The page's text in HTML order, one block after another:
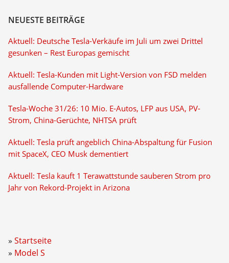
NEUESTE BEITRÄGE
Aktuell: Deutsche Tesla-Verkäufe im Juli um zwei Drittel
gesunken – Rest Europas gemischt
Aktuell: Tesla-Kunden mit Light-Version von FSD melden
ausfallende Computer-Hardware
Tesla-Woche 31/26: 10 Mio. E-Autos, LFP aus USA, PV-
Strom, China-Gerüchte, NHTSA prüft
Aktuell: Tesla prüft angeblich China-Abspaltung für Fusion
mit SpaceX, CEO Musk dementiert
Aktuell: Tesla kauft 1 Terawattstunde sauberen Strom pro
Jahr von Rekord-Projekt in Arizona
Startseite
Model S